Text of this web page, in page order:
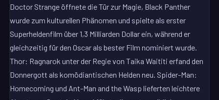
Doctor Strange öffnete die Tür zur Magie, Black Panther
wurde zum kulturellen Phänomen und spielte als erster
Superheldenfilm über 1,3 Milliarden Dollar ein, während er
gleichzeitig für den Oscar als bester Film nominiert wurde.
Thor: Ragnarok unter der Regie von Taika Waititi erfand den
Donnergott als komödiantischen Helden neu. Spider-Man:
Homecoming und Ant-Man and the Wasp lieferten leichtere